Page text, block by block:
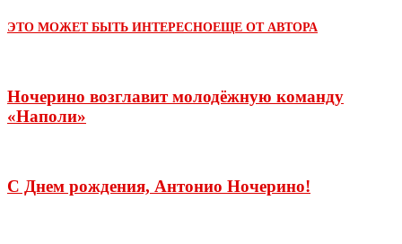
ЭТО МОЖЕТ БЫТЬ ИНТЕРЕСНОЕЩЕ ОТ АВТОРА
Ночерино возглавит молодёжную команду
«Наполи»
С Днем рождения, Антонио Ночерино!